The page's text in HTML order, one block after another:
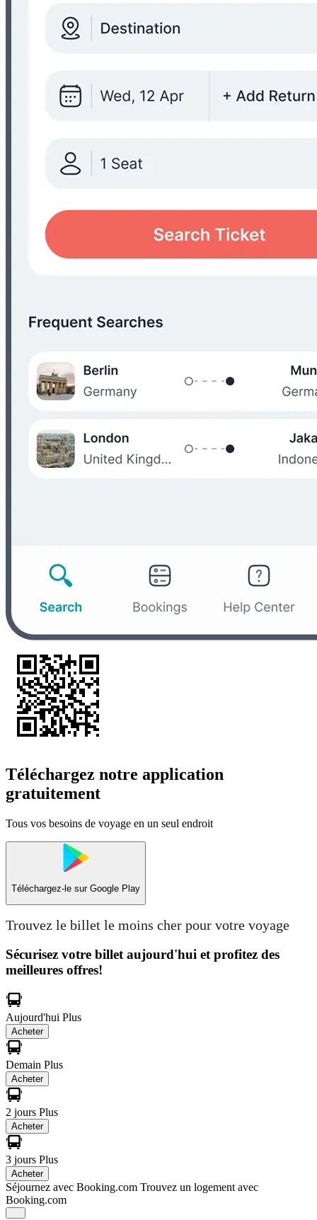
Téléchargez notre application
gratuitement
Tous vos besoins de voyage en un seul endroit
Téléchargez-le sur Google Play
Trouvez le billet le moins cher pour votre voyage
Sécurisez votre billet aujourd'hui et profitez des
meilleures offres!
Aujourd'hui Plus
Acheter
Demain Plus
Acheter
2 jours Plus
Acheter
3 jours Plus
Acheter
Séjournez avec Booking.com Trouvez un logement avec
Booking.com